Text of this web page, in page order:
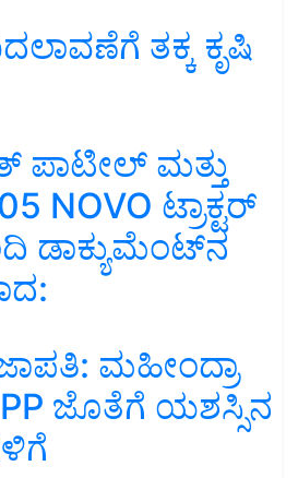
ತಕ್ಕ ಕೃಷಿ
ಮತ್ತು
NOVO ಟ್ರಾಕ್ಟರ್
ಡಾಕ್ಯುಮೆಂಟ್‌ನ
ಮಹೀಂದ್ರಾ
ಜೊತೆಗೆ ಯಶಸ್ಸಿನ